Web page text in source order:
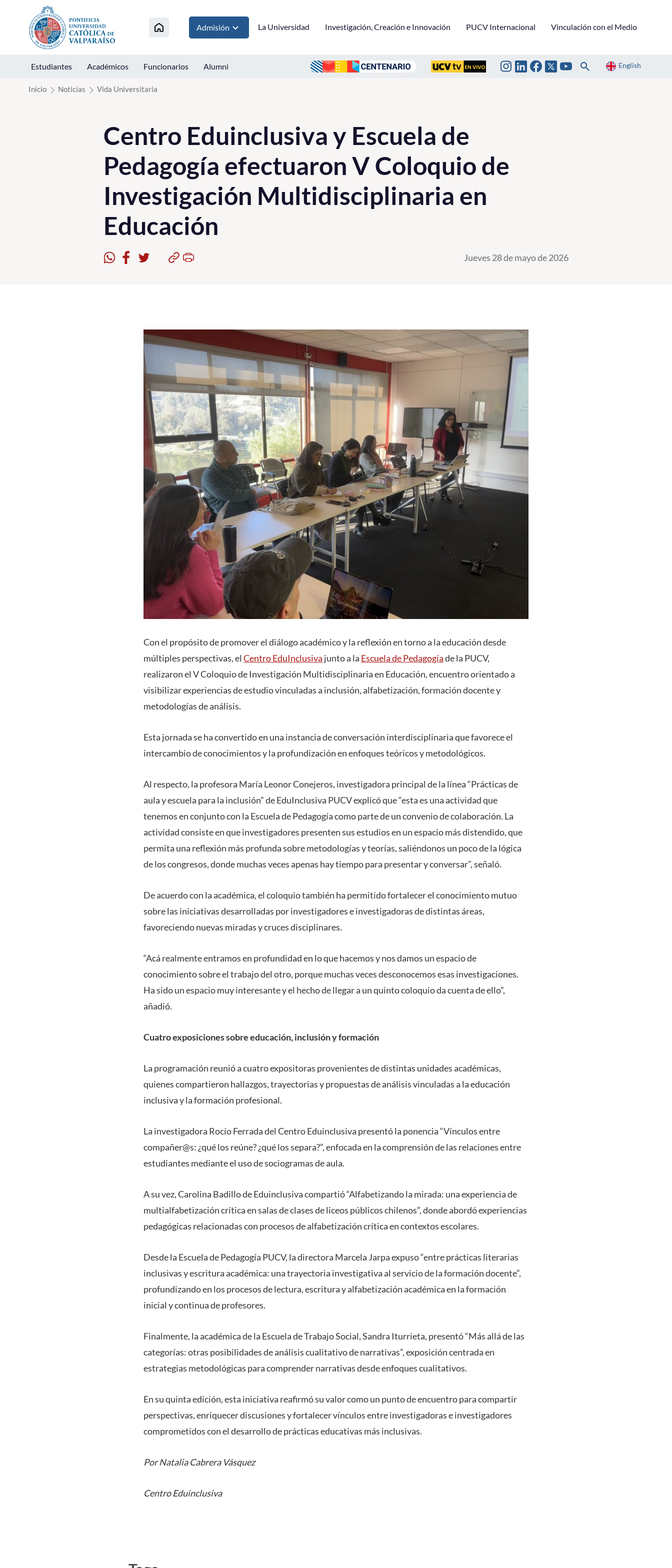
Click acá para ir directamente al contenido
Admisión La Universidad Investigación, Creación e Innovación PUCV Internacional Vinculación con el Medio
Estudiantes Académicos Funcionarios Alumni English
Inicio Noticias Vida Universitaria
Centro Eduinclusiva y Escuela de
Pedagogía efectuaron V Coloquio de
Investigación Multidisciplinaria en
Educación
Jueves 28 de mayo de 2026
Con el propósito de promover el diálogo académico y la reflexión en torno a la educación desde
múltiples perspectivas, el Centro EduInclusiva junto a la Escuela de Pedagogíade la PUCV,
realizaron el V Coloquio de Investigación Multidisciplinaria en Educación, encuentro orientado a
visibilizar experiencias de estudio vinculadas a inclusión, alfabetización, formación docente y
metodologías de análisis.
Esta jornada se ha convertido en una instancia de conversación interdisciplinaria que favorece el
intercambio de conocimientos y la profundización en enfoques teóricos y metodológicos.
Al respecto, la profesora María Leonor Conejeros, investigadora principal de la línea “Prácticas de
aula y escuela para la inclusión” de EduInclusiva PUCV explicó que “esta es una actividad que
tenemos en conjunto con la Escuela de Pedagogía como parte de un convenio de colaboración. La
actividad consiste en que investigadores presenten sus estudios en un espacio más distendido, que
permita una reflexión más profunda sobre metodologías y teorías, saliéndonos un poco de la lógica
de los congresos, donde muchas veces apenas hay tiempo para presentar y conversar”, señaló.
De acuerdo con la académica, el coloquio también ha permitido fortalecer el conocimiento mutuo
sobre las iniciativas desarrolladas por investigadores e investigadoras de distintas áreas,
favoreciendo nuevas miradas y cruces disciplinares.
“Acá realmente entramos en profundidad en lo que hacemos y nos damos un espacio de
conocimiento sobre el trabajo del otro, porque muchas veces desconocemos esas investigaciones.
Ha sido un espacio muy interesante y el hecho de llegar a un quinto coloquio da cuenta de ello”,
añadió.
Cuatro exposiciones sobre educación, inclusión y formación
La programación reunió a cuatro expositoras provenientes de distintas unidades académicas,
quienes compartieron hallazgos, trayectorias y propuestas de análisis vinculadas a la educación
inclusiva y la formación profesional.
La investigadora Rocío Ferrada del Centro Eduinclusiva presentó la ponencia “Vínculos entre
compañer@s: ¿qué los reúne? ¿qué los separa?”, enfocada en la comprensión de las relaciones entre
estudiantes mediante el uso de sociogramas de aula.
A su vez, Carolina Badillo de Eduinclusiva compartió “Alfabetizando la mirada: una experiencia de
multialfabetización crítica en salas de clases de liceos públicos chilenos”, donde abordó experiencias
pedagógicas relacionadas con procesos de alfabetización crítica en contextos escolares.
Desde la Escuela de Pedagogía PUCV, la directora Marcela Jarpa expuso “entre prácticas literarias
inclusivas y escritura académica: una trayectoria investigativa al servicio de la formación docente”,
profundizando en los procesos de lectura, escritura y alfabetización académica en la formación
inicial y continua de profesores.
Finalmente, la académica de la Escuela de Trabajo Social, Sandra Iturrieta, presentó “Más allá de las
categorías: otras posibilidades de análisis cualitativo de narrativas”, exposición centrada en
estrategias metodológicas para comprender narrativas desde enfoques cualitativos.
En su quinta edición, esta iniciativa reafirmó su valor como un punto de encuentro para compartir
perspectivas, enriquecer discusiones y fortalecer vínculos entre investigadoras e investigadores
comprometidos con el desarrollo de prácticas educativas más inclusivas.
Por Natalia Cabrera Vásquez
Centro Eduinclusiva